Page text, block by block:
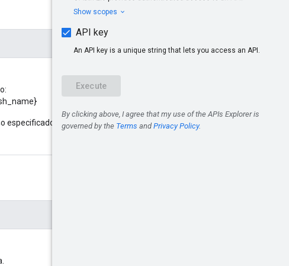
especificado parent: